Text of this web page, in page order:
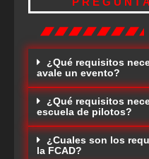
¿Qué requisitos
avale un evento?
¿Qué requisitos
escuela de pilotos?
¿Cuales son los
la FCAD?